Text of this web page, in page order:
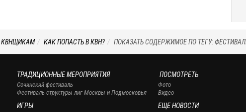
КАК ПОПАСТЬ В КВН? ПОКАЗАТЬ СОДЕРЖИМОЕ ПО ТЕГУ:
ТРАДИЦИОННЫЕ МЕРОПРИЯТИЯ
Сочинский фестиваль
Фестиваль структуры лиг Москвы и Подмосковья
ИГРЫ
ПОСМОТРЕТЬ
Фото
Видео
ЕЩЕ НОВОСТИ